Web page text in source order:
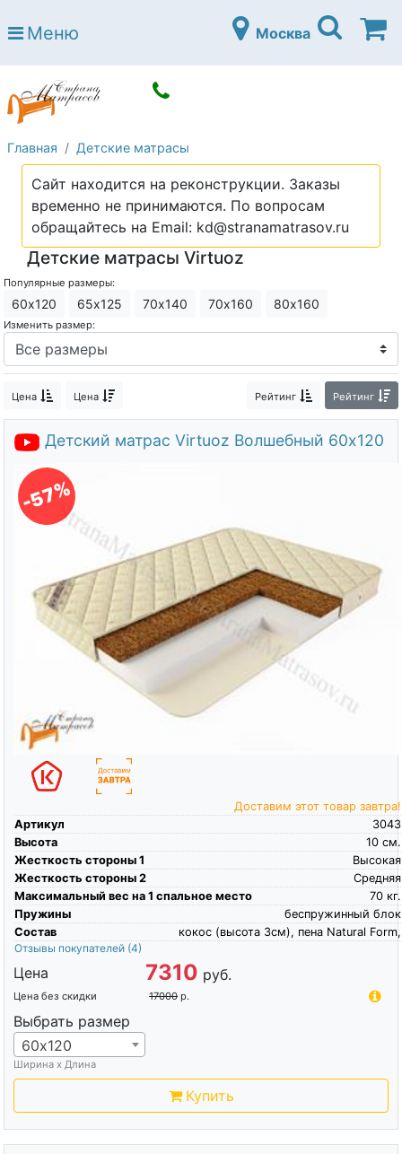
Страна матрасов
Open submenu (Матрасы)
Open submenu (Кровати)
Кровати
Open submenu (Аксессуары)
Open submenu (Диваны)
Диваны
Open submenu (Постельное белье)
Постельное белье
Open submenu (Мебель)
Мебель
Open submenu (Основания)
Основания
Open submenu (Детские матрасы)
Детские матрасы
Open submenu (Детские кровати)
Open submenu (Шкафы)
Шкафы
Контакты
Доставка по городу
Меню Москва
Главная Детские матрасы
Сайт находится на реконструкции. Заказы
временно не принимаются. По вопросам
обращайтесь на Email: kd@stranamatrasov.ru
Детские матрасы Virtuoz
Популярные размеры:
60х120 65х125 70х140 70х160 80х160
Изменить размер:
Цена Цена Рейтинг Рейтинг
Детский матрас Virtuoz Волшебный 60х120
-57%
Доставим этот товар завтра!
Артикул
3043
Высота
см.
10
Жесткость стороны 1
Высокая
Жесткость стороны 2
Средняя
Максимальный вес на 1 спальное место
кг.
70
Пружины
беспружинный блок
Состав
кокос (высота 3см), пена Natural Form,
Отзывы покупателей (4)
Цена 7310 руб.
Цена без скидки 17000 р.
Выбрать размер
60х120
Ширина х Длина
Купить